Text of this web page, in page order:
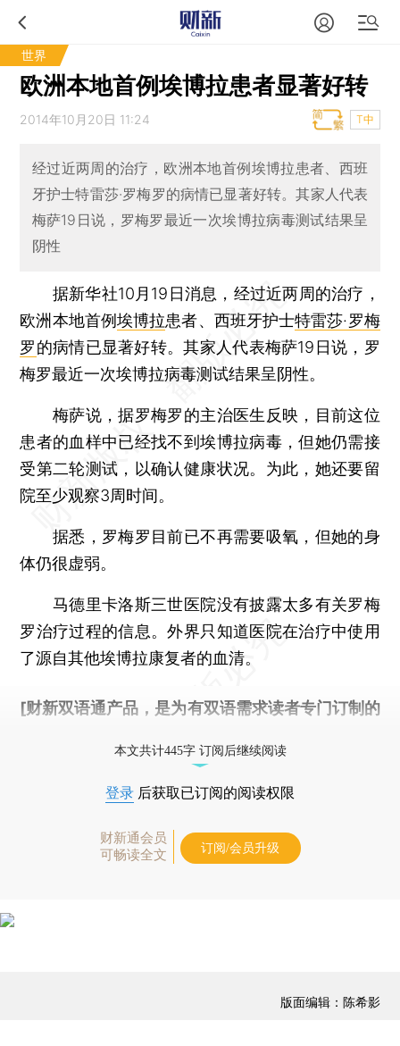
世界
欧洲本地首例埃博拉患者显著好转
2014年10月20日 11:24 T中
经过近两周的治疗，欧洲本地首例埃博拉患者、西班
牙护士特雷莎·罗梅罗的病情已显著好转。其家人代表
梅萨19日说，罗梅罗最近一次埃博拉病毒测试结果呈
阴性
据新华社10月19日消息，经过近两周的治疗，
欧洲本地首例埃博拉患者、西班牙护士特雷莎·罗梅
罗的病情已显著好转。其家人代表梅萨19日说，罗
梅罗最近一次埃博拉病毒测试结果呈阴性。
梅萨说，据罗梅罗的主治医生反映，目前这位
患者的血样中已经找不到埃博拉病毒，但她仍需接
受第二轮测试，以确认健康状况。为此，她还要留
院至少观察3周时间。
据悉，罗梅罗目前已不再需要吸氧，但她的身
体仍很虚弱。
马德里卡洛斯三世医院没有披露太多有关罗梅
罗治疗过程的信息。外界只知道医院在治疗中使用
了源自其他埃博拉康复者的血清。
[财新双语通产品，是为有双语需求读者专门订制的
本文共计445字 订阅后继续阅读
登录 后获取已订阅的阅读权限
财新通会员
可畅读全文
订阅/会员升级
版面编辑：陈希影